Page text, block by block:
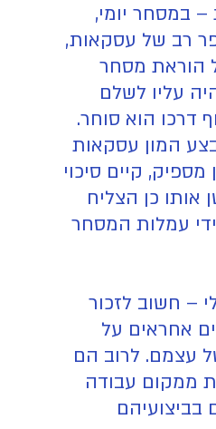
– במסחר יומי,
רב של עסקאות,
הוראת מסחר
עליו לשלם
דרכו הוא סוחר.
המון עסקאות
מספיק, קיים סיכוי
כן הצליח
עמלות המסחר
– חשוב לזכור
אחראים על
עצמם. לרוב הם
ממקום עבודה
בביצועיהם